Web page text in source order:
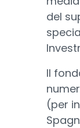
del
Il
(per